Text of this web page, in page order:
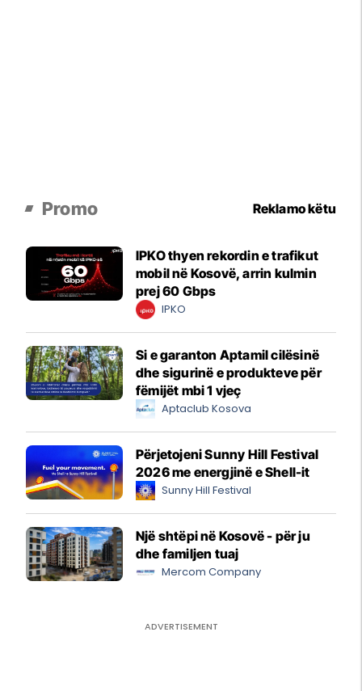
Promo Reklamo këtu
IPKO thyen rekordin e trafikut
mobil në Kosovë, arrin kulmin
prej 60 Gbps
IPKO
Si e garanton Aptamil cilësinë
dhe sigurinë e produkteve për
fëmijët mbi 1 vjeç
Aptaclub Kosova
Përjetojeni Sunny Hill Festival
2026 me energjinë e Shell-it
Sunny Hill Festival
Një shtëpi në Kosovë - për ju
dhe familjen tuaj
Mercom Company